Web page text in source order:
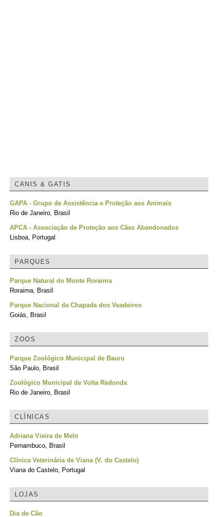
CANIS & GATIS
GAPA - Grupo de Assistência e Proteção aos Animais
Rio de Janeiro, Brasil
APCA - Associação de Proteção aos Cães Abandonados
Lisboa, Portugal
PARQUES
Parque Natural do Monte Roraima
Roraima, Brasil
Parque Nacional da Chapada dos Veadeiros
Goiás, Brasil
ZOOS
Parque Zoológico Municipal de Bauru
São Paulo, Brasil
Zoológico Municipal de Volta Redonda
Rio de Janeiro, Brasil
CLÍNICAS
Adriana Vieira de Melo
Pernambuco, Brasil
Clínica Veterinária de Viana (V. do Castelo)
Viana do Castelo, Portugal
LOJAS
Dia de Cão